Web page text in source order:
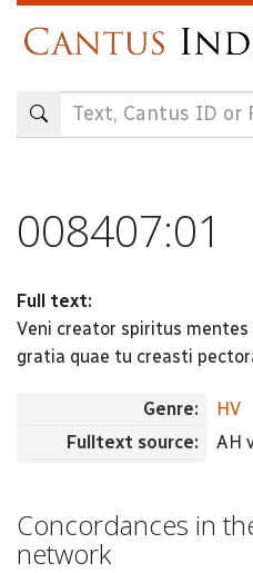
content
008407:01
Full text:
Veni creator spiritus
gratia quae tu creasti
Genre:
HV
Fulltext source:
AH
Concordances in
network